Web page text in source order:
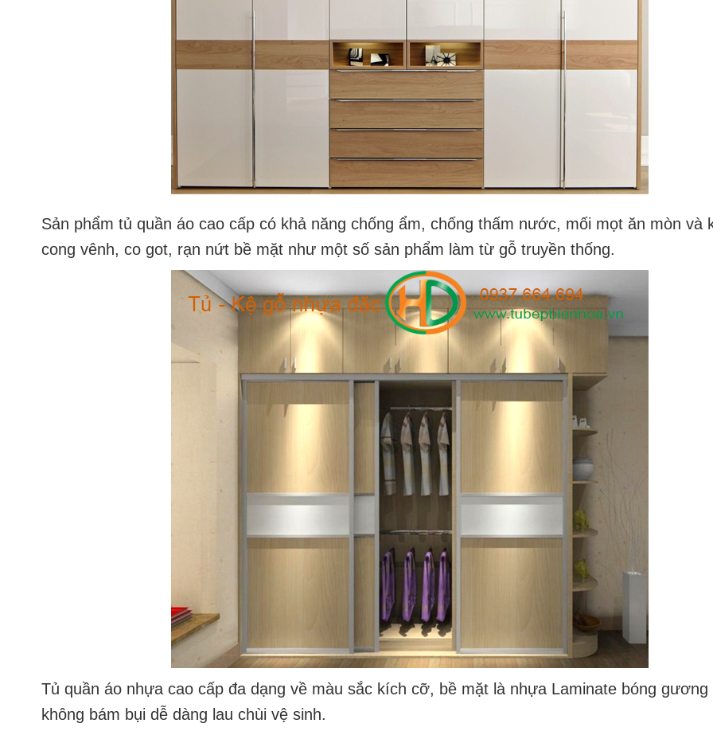
Sản phẩm tủ quần áo cao cấp có khả năng chống ẩm, chống thấm nước, mối mọt ăn mòn và
cong vênh, co got, rạn nứt bề mặt như một số sản phẩm làm từ gỗ truyền thống.
Tủ quần áo nhựa cao cấp đa dạng về màu sắc kích cỡ, bề mặt là nhựa Laminate bóng gương
không bám bụi dễ dàng lau chùi vệ sinh.